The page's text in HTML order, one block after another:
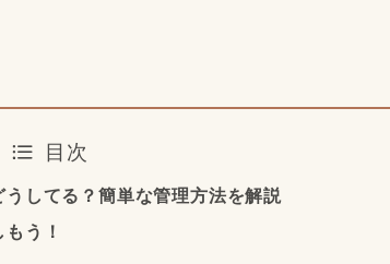
目次
してる？簡単な管理方法を解説
う！